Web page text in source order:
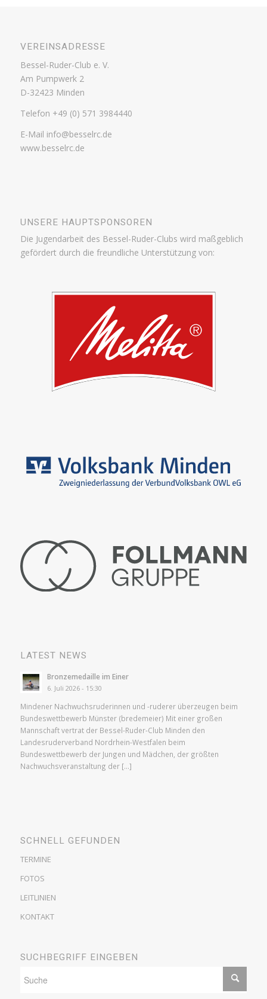
VEREINSADRESSE
Bessel-Ruder-Club e. V.
Am Pumpwerk 2
D-32423 Minden
Telefon +49 (0) 571 3984440
E-Mail info@besselrc.de
www.besselrc.de
UNSERE HAUPTSPONSOREN
Die Jugendarbeit des Bessel-Ruder-Clubs wird maßgeblich
gefördert durch die freundliche Unterstützung von:
LATEST NEWS
Bronzemedaille im Einer
6. Juli 2026 - 15:30
Mindener Nachwuchsruderinnen und -ruderer überzeugen beim
Bundeswettbewerb Münster (bredemeier) Mit einer großen
Mannschaft vertrat der Bessel-Ruder-Club Minden den
Landesruderverband Nordrhein-Westfalen beim
Bundeswettbewerb der Jungen und Mädchen, der größten
Nachwuchsveranstaltung der […]
SCHNELL GEFUNDEN
TERMINE
FOTOS
LEITLINIEN
KONTAKT
SUCHBEGRIFF EINGEBEN